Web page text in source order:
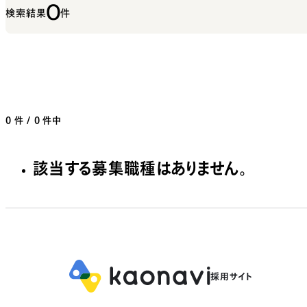
検索結果0件
0 件 / 0 件中
該当する募集職種はありません。